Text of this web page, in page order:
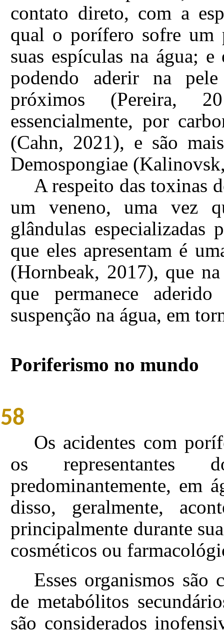
contato direto, com a
qual o porífero sofre um
suas espículas na água; e
podendo aderir na
próximos (Pereira,
essencialmente, por
(Cahn, 2021), e são
Demospongiae
A respeito das toxinas
um veneno, uma vez
glândulas especializadas
que eles apresentam é
(Hornbeak, 2017), que
que permanece
suspenção na água, em
Poriferismo no mundo
58
Os acidentes com
os representantes
predominantemente, em
disso, geralmente,
principalmente durante
cosméticos ou
Esses organismos são
de metabólitos
são considerados